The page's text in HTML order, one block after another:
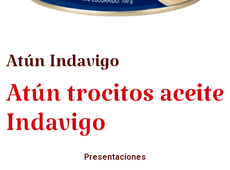
Atún Indavigo
Atún trocitos aceite
Indavigo
Presentaciones